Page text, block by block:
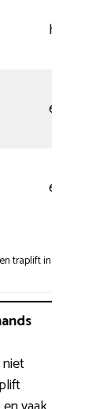
halve dag
6,5 uur
6 uur
traplift in